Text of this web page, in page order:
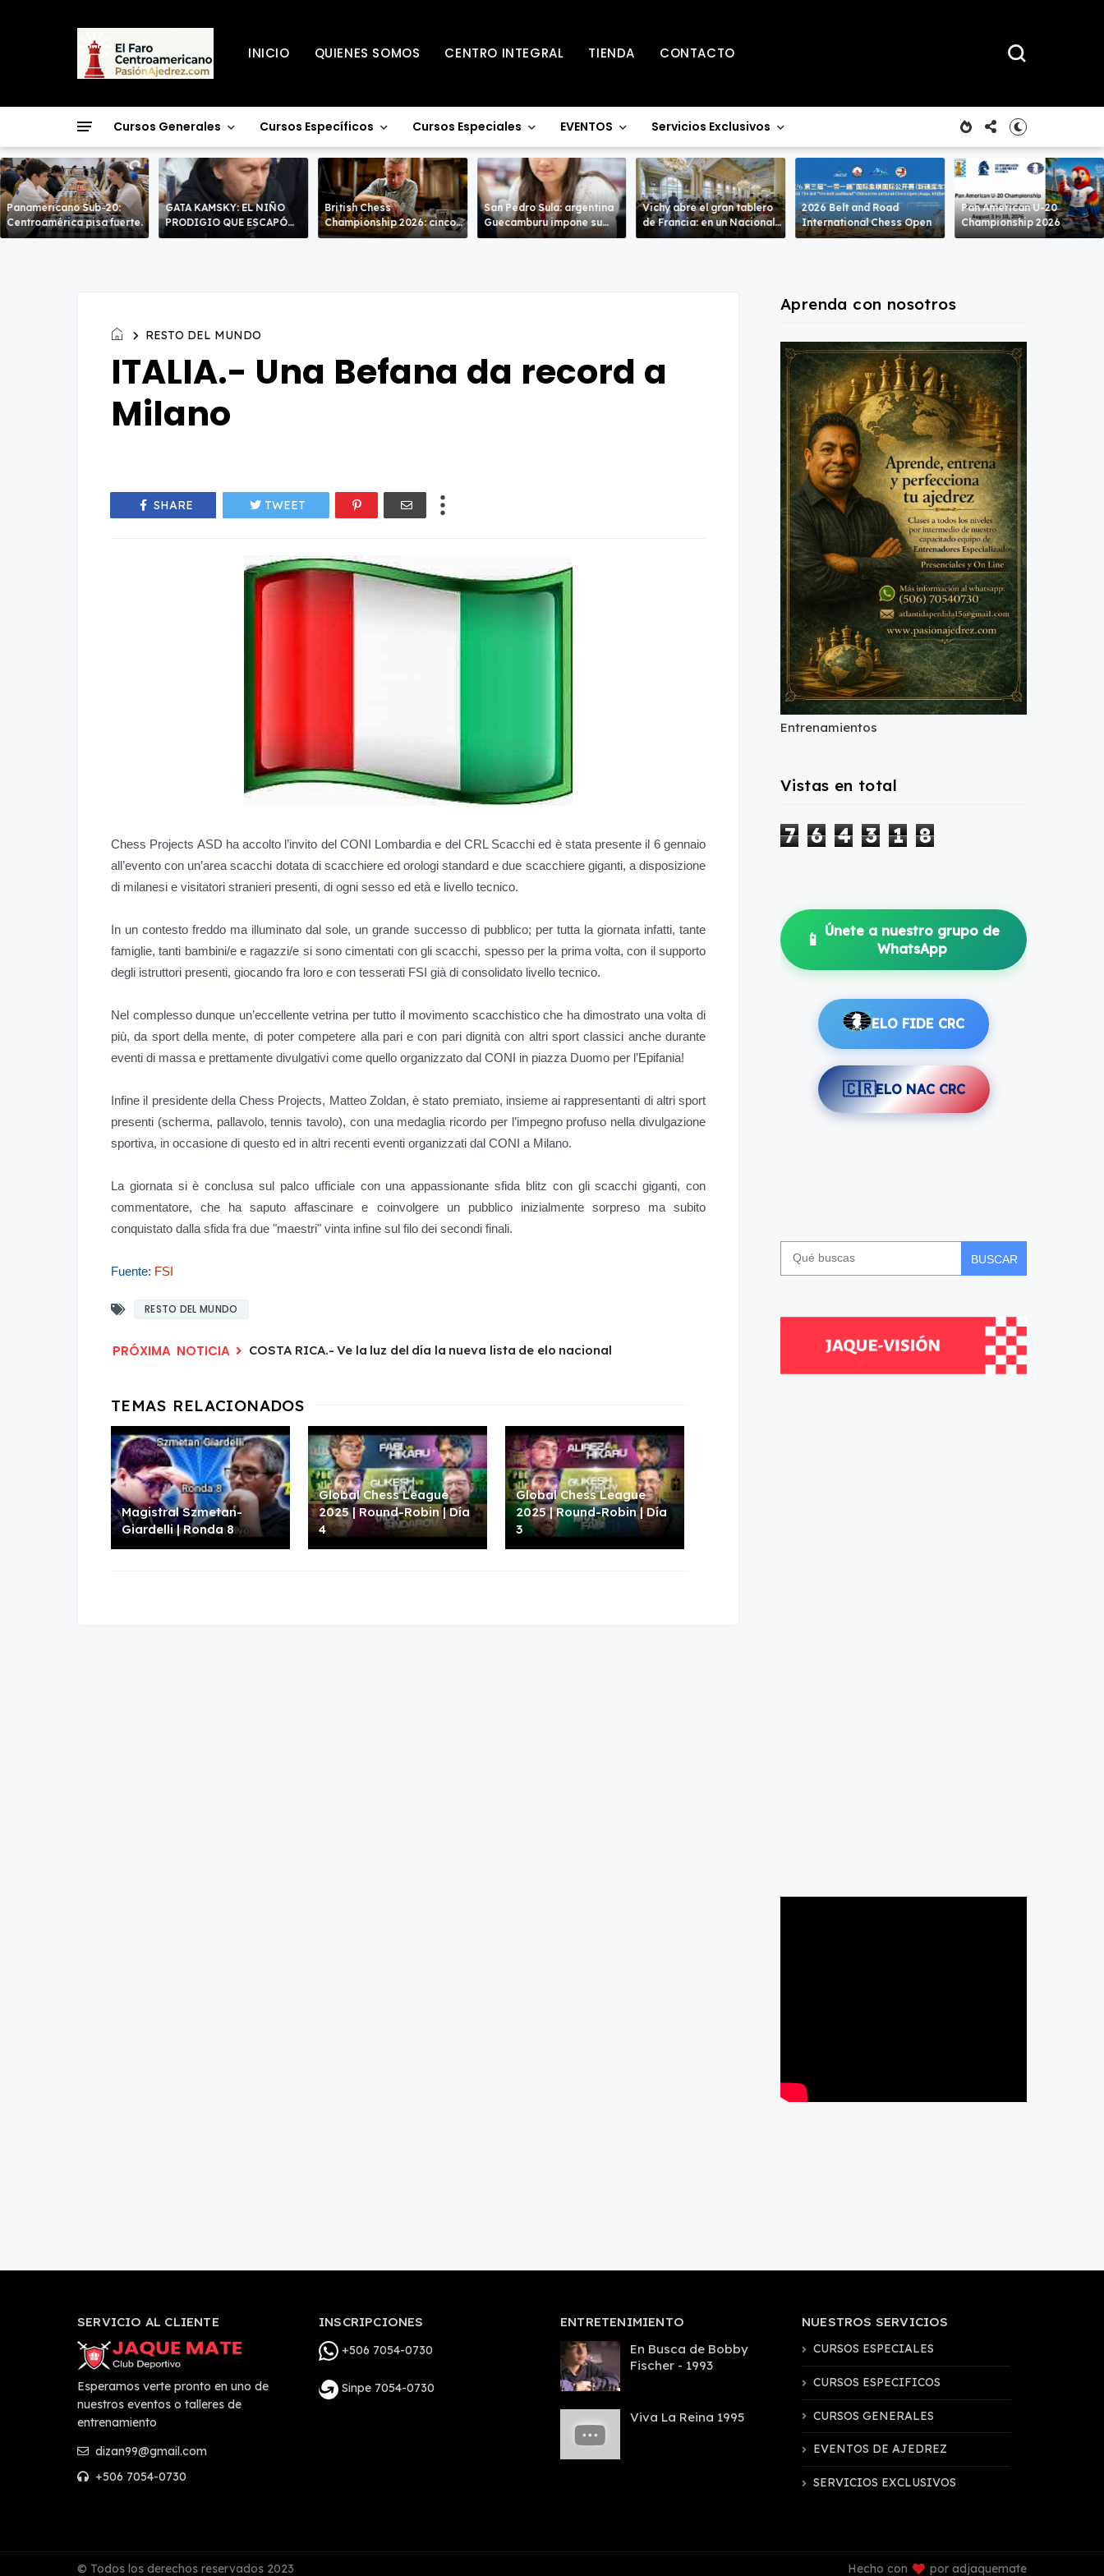
INICIO QUIENES SOMOS CENTRO INTEGRAL TIENDA CONTACTO
Cursos Generales Cursos Específicos Cursos Especiales EVENTOS Servicios Exclusivos
Panamericano Sub-20:
Centroamérica pisa fuerte.
GATA KAMSKY: EL NIÑO
PRODIGIO QUE ESCAPÓ
DOS VECES!
British Chess
Championship 2026: cinco
líderes entran en la recta
San Pedro Sula: argentina
Guecamburu impone su
poderío.
Vichy abre el gran tablero
de Francia: en un Nacional
de alto nivel
2026 Belt and Road
International Chess Open
Pan American U-20
Championship 2026
RESTO DEL MUNDO
ITALIA.- Una Befana da record a
Milano
SHARE TWEET
Chess Projects ASD ha accolto l’invito del CONI Lombardia e del CRL Scacchi ed è stata presente il 6 gennaio
all’evento con un’area scacchi dotata di scacchiere ed orologi standard e due scacchiere giganti, a disposizione
di milanesi e visitatori stranieri presenti, di ogni sesso ed età e livello tecnico.
In un contesto freddo ma illuminato dal sole, un grande successo di pubblico; per tutta la giornata infatti, tante
famiglie, tanti bambini/e e ragazzi/e si sono cimentati con gli scacchi, spesso per la prima volta, con il supporto
degli istruttori presenti, giocando fra loro e con tesserati FSI già di consolidato livello tecnico.
Nel complesso dunque un’eccellente vetrina per tutto il movimento scacchistico che ha dimostrato una volta di
più, da sport della mente, di poter competere alla pari e con pari dignità con altri sport classici anche durante
eventi di massa e prettamente divulgativi come quello organizzato dal CONI in piazza Duomo per l’Epifania!
Infine il presidente della Chess Projects, Matteo Zoldan, è stato premiato, insieme ai rappresentanti di altri sport
presenti (scherma, pallavolo, tennis tavolo), con una medaglia ricordo per l’impegno profuso nella divulgazione
sportiva, in occasione di questo ed in altri recenti eventi organizzati dal CONI a Milano.
La giornata si è conclusa sul palco ufficiale con una appassionante sfida blitz con gli scacchi giganti, con
commentatore, che ha saputo affascinare e coinvolgere un pubblico inizialmente sorpreso ma subito
conquistato dalla sfida fra due "maestri" vinta infine sul filo dei secondi finali.
Fuente: FSI
RESTO DEL MUNDO
COSTA RICA.- Ve la luz del día la nueva lista de elo nacional
Magistral Szmetan-
Giardelli | Ronda 8
Global Chess League
2025 | Round-Robin | Día
4
Global Chess League
2025 | Round-Robin | Día
3
Aprenda con nosotros
Entrenamientos
Vistas en total
7 6 4 3 1 8
📱 Únete a nuestro grupo de
WhatsApp
ELO FIDE CRC
🇨🇷ELO NAC CRC
BUSCAR
SERVICIO AL CLIENTE
Esperamos verte pronto en uno de
nuestros eventos o talleres de
entrenamiento
dizan99@gmail.com
+506 7054-0730
INSCRIPCIONES
+506 7054-0730
Sinpe 7054-0730
ENTRETENIMIENTO
En Busca de Bobby
Fischer - 1993
Viva La Reina 1995
NUESTROS SERVICIOS
CURSOS ESPECIALES
CURSOS ESPECIFICOS
CURSOS GENERALES
EVENTOS DE AJEDREZ
SERVICIOS EXCLUSIVOS
© Todos los derechos reservados 2023 Hecho con por adjaquemate